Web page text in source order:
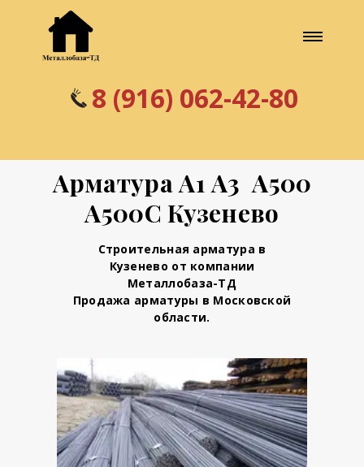
8 (916) 062-42-80
Арматура А1 А3 А500
А500С Кузенево
Строительная арматура в
Кузенево от компании
Металлобаза-ТД
Продажа арматуры в Московской
области.